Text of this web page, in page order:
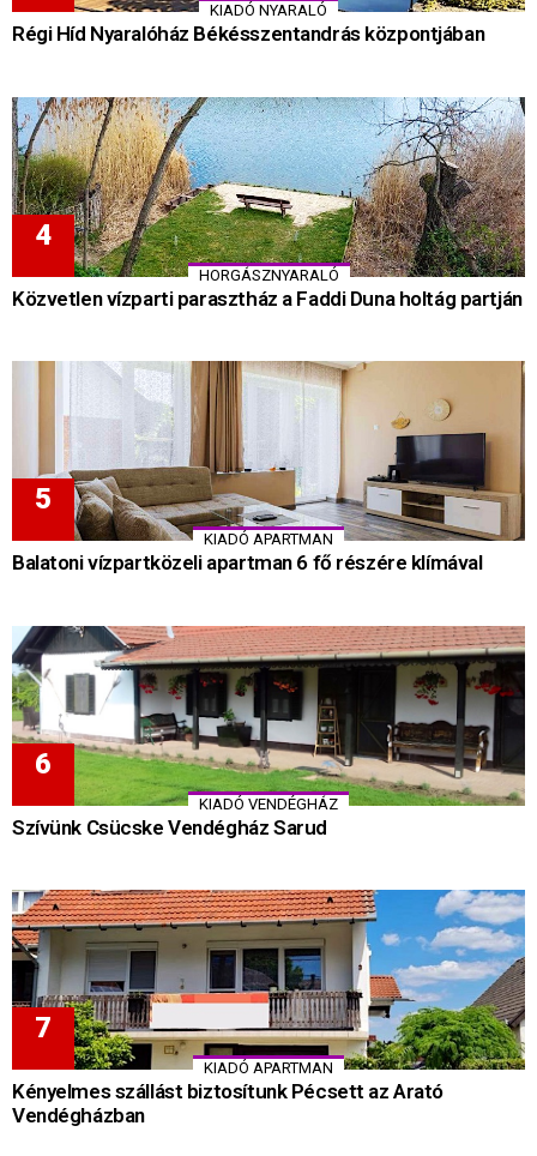
KIADÓ NYARALÓ
Régi Híd Nyaralóház Békésszentandrás központjában
HORGÁSZNYARALÓ
Közvetlen vízparti parasztház a Faddi Duna holtág partján
KIADÓ APARTMAN
Balatoni vízpartközeli apartman 6 fő részére klímával
KIADÓ VENDÉGHÁZ
Szívünk Csücske Vendégház Sarud
KIADÓ APARTMAN
Kényelmes szállást biztosítunk Pécsett az Arató
Vendégházban